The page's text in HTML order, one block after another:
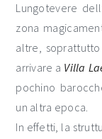
Lungotevere
zona
altre,
arrivare a Villa
pochino
un altra epoca.
In effetti, la